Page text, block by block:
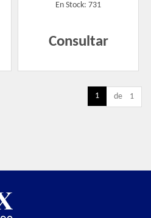
En Stock: 731
Consultar
1 de 1